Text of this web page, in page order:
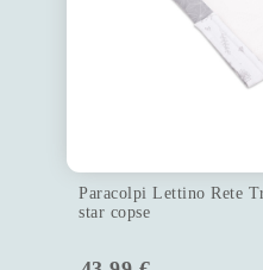
Paracolpi Lettino Rete
star copse